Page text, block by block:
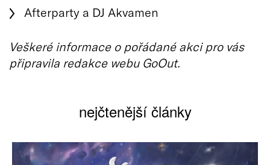
Afterparty a DJ Akvamen
Veškeré informace o pořádané akci pro vás
připravila redakce webu GoOut.
nejčtenější články